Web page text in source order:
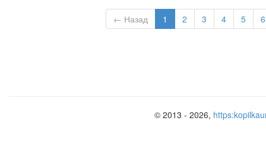
← Назад 1 2 3 4 5 6
© 2013 - 2026,